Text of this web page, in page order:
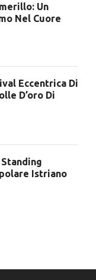
Un
Nel Cuore
Eccentrica Di
D’oro Di
Istriano